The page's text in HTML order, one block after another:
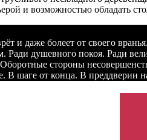
и возможностью обладать
и даже болеет от своего
Ради душевного покоя. Ради
стороны
В шаге от конца. В преддверии